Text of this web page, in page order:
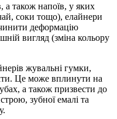
а також напоїв, у яких
соки тощо), елайнери
деформацію
вигляд (зміна кольору
жувальні гумки,
Це може вплинути на
а також призвести до
зубної емалі та